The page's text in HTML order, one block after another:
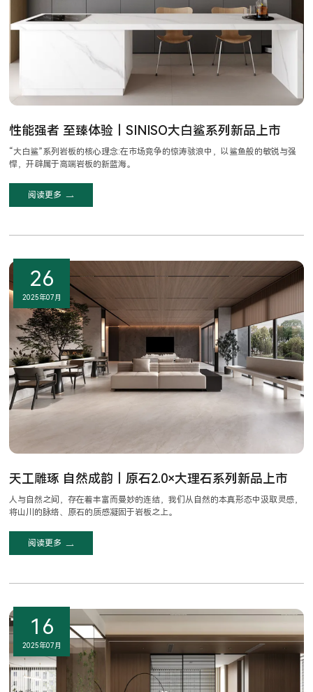
性能强者 至臻体验｜SINISO大白鲨系列新品上市
“大白鲨”系列岩板的核心理念:在市场竞争的惊涛骇浪中，以鲨鱼般的敏锐与强
悍，开辟属于高端岩板的新蓝海。
阅读更多
26
2025年07月
天工雕琢 自然成韵｜原石2.0×大理石系列新品上市
人与自然之间，存在着丰富而曼妙的连结，我们从自然的本真形态中汲取灵感，
将山川的脉络、原石的质感凝固于岩板之上。
阅读更多
16
2025年07月